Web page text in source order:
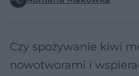
Czy spożywanie kiwi
nowotworami i